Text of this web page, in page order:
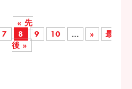
« 先
7 8 9 10 ... »
最
後 »